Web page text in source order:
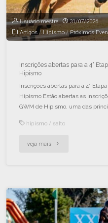
Usuário mestre
31/07/2026
Artigos / Hipismo / Próximos
Inscrições abertas para a 4°
Hipismo
Inscrições abertas para a 4°
Hipismo Estão abertas as
GWM de Hipismo, uma das
hipismo / salto
veja mais